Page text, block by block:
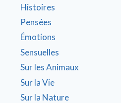
Histoires
Pensées
Émotions
Sensuelles
Sur les Animaux
Sur la Vie
Sur la Nature